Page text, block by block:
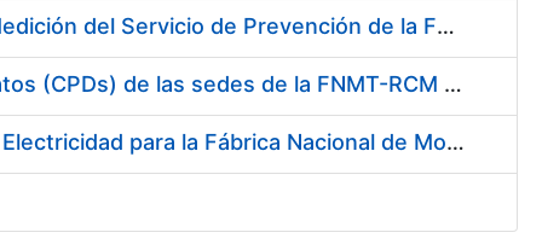
Servicio de Calibración y Verificación Externa de los Equipos de Medición del Servicio de Prevención de la FNMT-RCM
Conexión mediante Fibra Óptica de los Centros de Proceso de Datos (CPDs) de las sedes de la FNMT-RCM de Burgos y Madrid
Contratación de acuerdo marco para el Suministro de Material de Electricidad para la Fábrica Nacional de Moneda y Timbre-Real Casa de la Moneda en su centro de trabajo de Burgos